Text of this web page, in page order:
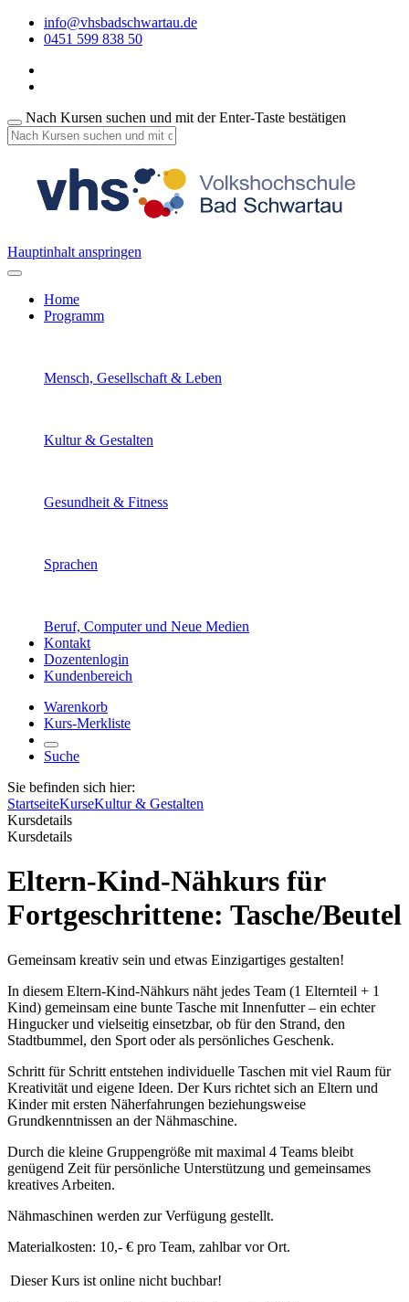
info@vhsbadschwartau.de
0451 599 838 50
Nach Kursen suchen und mit der Enter-Taste bestätigen
Hauptinhalt anspringen
Home
Programm
Mensch, Gesellschaft & Leben
Kultur & Gestalten
Gesundheit & Fitness
Sprachen
Beruf, Computer und Neue Medien
Kontakt
Dozentenlogin
Kundenbereich
Warenkorb
Kurs-Merkliste
Suche
Sie befinden sich hier:
StartseiteKurseKultur & Gestalten
Kursdetails
Kursdetails
Eltern-Kind-Nähkurs für
Fortgeschrittene: Tasche/Beutel
Gemeinsam kreativ sein und etwas Einzigartiges gestalten!
In diesem Eltern-Kind-Nähkurs näht jedes Team (1 Elternteil + 1
Kind) gemeinsam eine bunte Tasche mit Innenfutter – ein echter
Hingucker und vielseitig einsetzbar, ob für den Strand, den
Stadtbummel, den Sport oder als persönliches Geschenk.
Schritt für Schritt entstehen individuelle Taschen mit viel Raum für
Kreativität und eigene Ideen. Der Kurs richtet sich an Eltern und
Kinder mit ersten Näherfahrungen beziehungsweise
Grundkenntnissen an der Nähmaschine.
Durch die kleine Gruppengröße mit maximal 4 Teams bleibt
genügend Zeit für persönliche Unterstützung und gemeinsames
kreatives Arbeiten.
Nähmaschinen werden zur Verfügung gestellt.
Materialkosten: 10,- € pro Team, zahlbar vor Ort.
Dieser Kurs ist online nicht buchbar!